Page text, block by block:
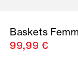
Baskets
99,99 €